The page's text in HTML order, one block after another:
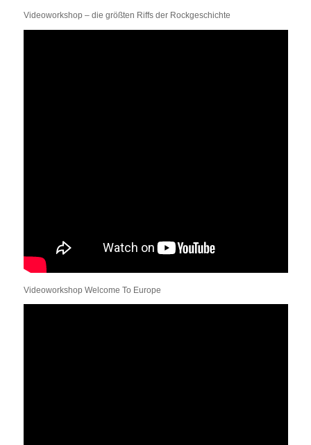
Videoworkshop – die größten Riffs der Rockgeschichte
Videoworkshop Welcome To Europe